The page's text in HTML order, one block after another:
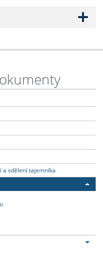
a sdělení tajemníka